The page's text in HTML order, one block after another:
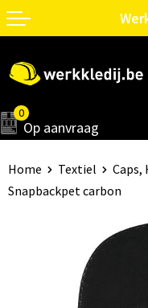
0
Op aanvraag
Home Textiel Caps,
Snapbackpet carbon